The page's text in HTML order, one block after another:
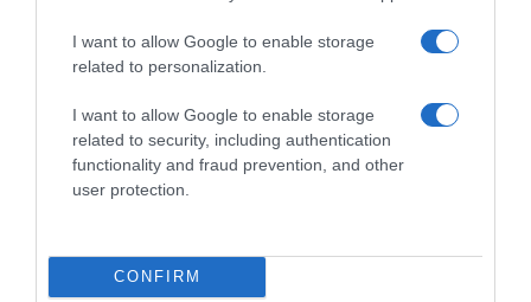
I want to allow Google to enable storage
related to personalization.
I want to allow Google to enable storage
related to security, including authentication
functionality and fraud prevention, and other
user protection.
CONFIRM